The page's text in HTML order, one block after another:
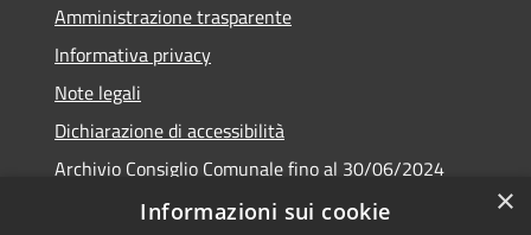
Amministrazione trasparente
Informativa privacy
Note legali
Dichiarazione di accessibilità
Archivio Consiglio Comunale fino al 30/06/2024
Consiglio Comunale Online
×
Informazioni sui cookie